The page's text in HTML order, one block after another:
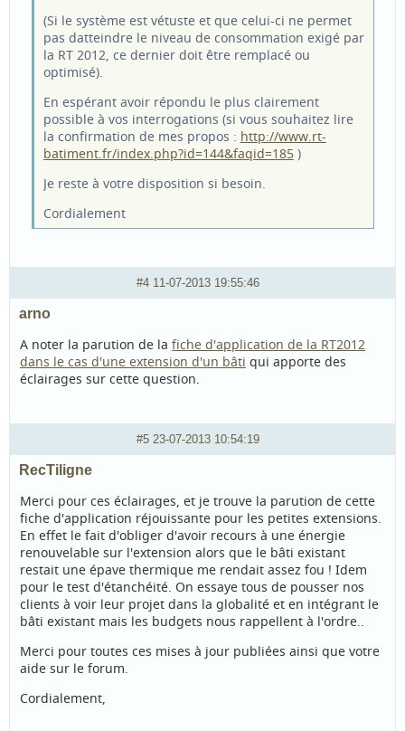
(Si le système est vétuste et que celui-ci ne permet
pas datteindre le niveau de consommation exigé par
la RT 2012, ce dernier doit être remplacé ou
optimisé).
En espérant avoir répondu le plus clairement
possible à vos interrogations (si vous souhaitez lire
la confirmation de mes propos : http://www.rt-
batiment.fr/index.php?id=144&faqid=185)
Je reste à votre disposition si besoin.
Cordialement
#4 11-07-2013 19:55:46
arno
A noter la parution de la fiche d'application de la RT2012
dans le cas d'une extension d'un bâti qui apporte des
éclairages sur cette question.
#5 23-07-2013 10:54:19
RecTiligne
Merci pour ces éclairages, et je trouve la parution de cette
fiche d'application réjouissante pour les petites extensions.
En effet le fait d'obliger d'avoir recours à une énergie
renouvelable sur l'extension alors que le bâti existant
restait une épave thermique me rendait assez fou ! Idem
pour le test d'étanchéité. On essaye tous de pousser nos
clients à voir leur projet dans la globalité et en intégrant le
bâti existant mais les budgets nous rappellent à l'ordre..
Merci pour toutes ces mises à jour publiées ainsi que votre
aide sur le forum.
Cordialement,